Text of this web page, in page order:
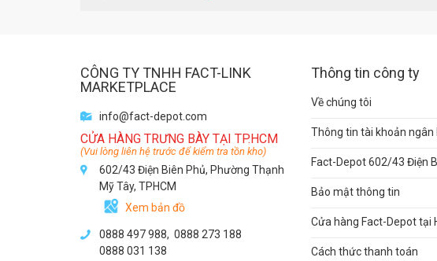
CÔNG TY TNHH FACT-LINK
MARKETPLACE
info@fact-depot.com
CỬA HÀNG TRƯNG BÀY TẠI TP.HCM
(Vui lòng liên hệ trước để kiểm tra tồn kho)
602/43 Điện Biên Phủ, Phường Thạnh
Mỹ Tây, TPHCM
Xem bản đồ
0888 497 988, 0888 273 188
0888 031 138
Thông tin công ty
Về chúng tôi
Thông tin tài khoản ngân
Fact-Depot 602/43 Điện
Bảo mật thông tin
Cửa hàng Fact-Depot tại
Cách thức thanh toán